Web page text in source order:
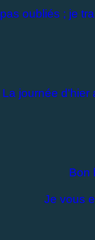
pas oubliés ; je
La journée d'hier
Bon
Je vous